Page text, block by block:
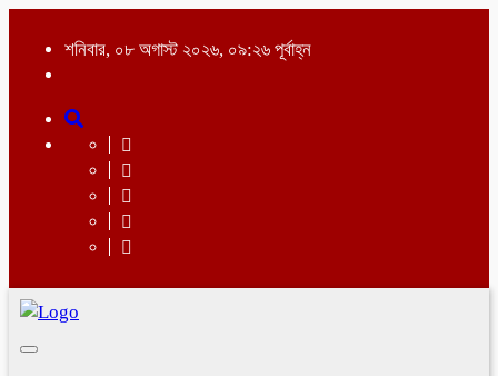
শনিবার, ০৮ অগাস্ট ২০২৬, ০৯:২৬ পূর্বাহ্ন
Toggle